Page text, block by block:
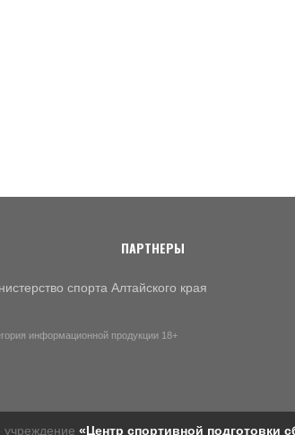
ПАРТНЕРЫ
спорта Алтайского края
информационной продукции 18+
«Центр спортивной подготовки